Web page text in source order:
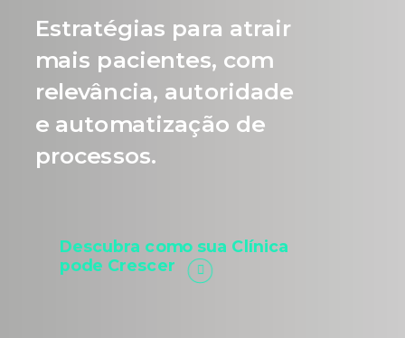
Estratégias para atrair
mais pacientes, com
relevância, autoridade
e automatização de
processos.
Descubra como sua Clínica
pode Crescer